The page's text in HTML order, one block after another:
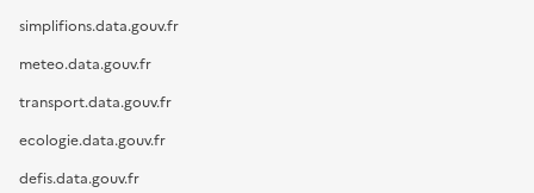
simplifions.data.gouv.fr
meteo.data.gouv.fr
transport.data.gouv.fr
ecologie.data.gouv.fr
defis.data.gouv.fr